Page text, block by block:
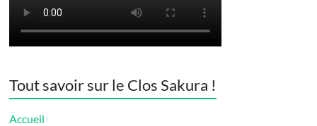
Tout savoir sur le Clos Sakura !
Accueil